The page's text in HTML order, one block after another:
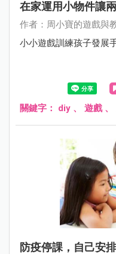
在家運用小物件讓
作者：周小寶的遊戲與
小小遊戲訓練孩子發展
關鍵字： diy 、 遊戲、
防疫停課，自己安